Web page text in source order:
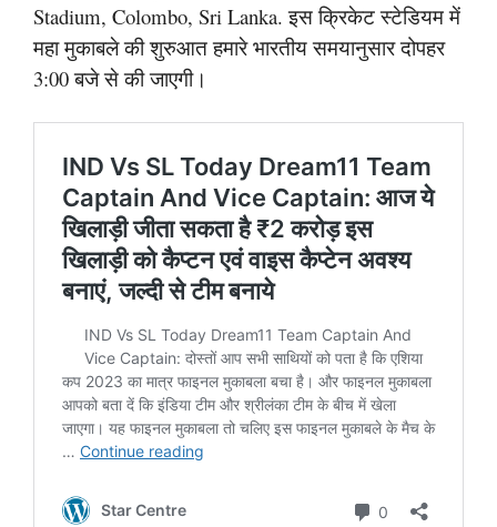
Stadium, Colombo, Sri Lanka. इस क्रिकेट स्टेडियम में
महा मुकाबले की शुरुआत हमारे भारतीय समयानुसार दोपहर
3:00 बजे से की जाएगी।